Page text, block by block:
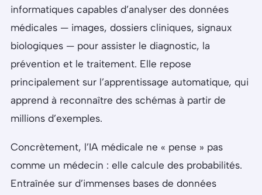
informatiques capables d’analyser des données
médicales — images, dossiers cliniques, signaux
biologiques — pour assister le diagnostic, la
prévention et le traitement. Elle repose
principalement sur l’apprentissage automatique, qui
apprend à reconnaître des schémas à partir de
millions d’exemples.
Concrètement, l’IA médicale ne « pense » pas
comme un médecin : elle calcule des probabilités.
Entraînée sur d’immenses bases de données